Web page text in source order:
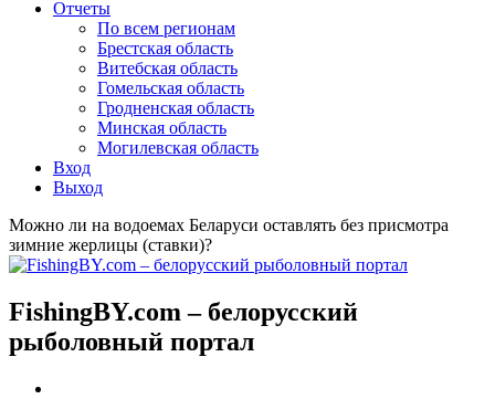
Отчеты
По всем регионам
Брестская область
Витебская область
Гомельская область
Гродненская область
Минская область
Могилевская область
Вход
Выход
Можно ли на водоемах Беларуси оставлять без присмотра
зимние жерлицы (ставки)?
FishingBY.com – белорусский
рыболовный портал